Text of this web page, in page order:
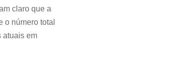
claro que a
o número total
atuais em